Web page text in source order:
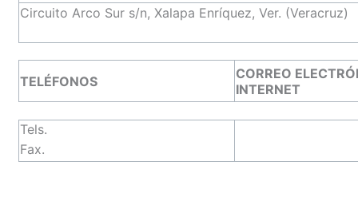
Circuito Arco Sur s/n, Xalapa Enríquez, Ver. (Veracruz)
TELÉFONOS
CORREO
INTERNET
Tels.
Fax.